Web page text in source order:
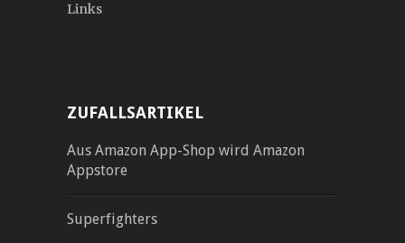
Links
ZUFALLSARTIKEL
Aus Amazon App-Shop wird Amazon
Appstore
Superfighters